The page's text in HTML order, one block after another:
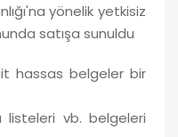
yönelik yetkisiz
satışa sunuldu
hassas belgeler bir
vb. belgeleri